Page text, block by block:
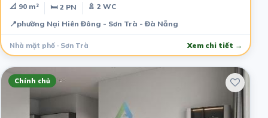
📐 90 m² 🛏 2 PN
🚿 2 WC
📍phường Nại Hiên Đông - Sơn Trà - Đà Nẵng
Nhà mặt phố · Sơn Trà Xem chi tiết →
Chính chủ